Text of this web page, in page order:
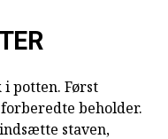
potten. Først
beholder.
staven,